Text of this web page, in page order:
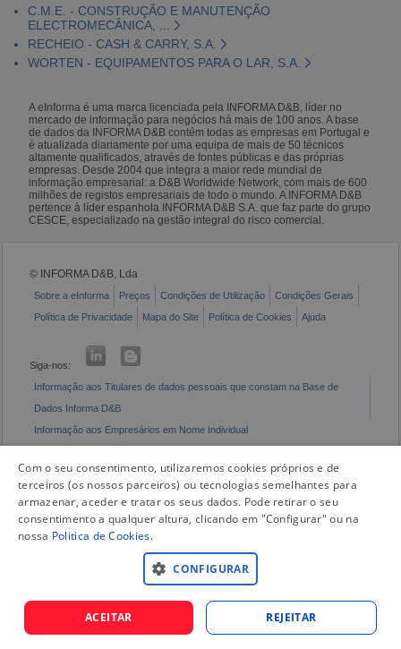
C.M.E. - CONSTRUÇÃO E MANUTENÇÃO
ELECTROMECÂNICA, ...
RECHEIO - CASH & CARRY, S.A.
WORTEN - EQUIPAMENTOS PARA O LAR, S.A.
A eInforma é uma marca licenciada pela INFORMA D&B, líder no
mercado de informação para negócios há mais de 100 anos. A base
de dados da INFORMA D&B contém todas as empresas em Portugal e
é atualizada diariamente por uma equipa de mais de 50 técnicos
altamente qualificados, através de fontes públicas e das próprias
empresas. Desde 2004 que integra a maior rede mundial de
informação empresarial: a D&B Worldwide Network, com mais de 600
milhões de registos empresariais de todo o mundo. A INFORMA D&B
pertence à líder espanhola INFORMA D&B S.A. que faz parte do grupo
CESCE, especializado na gestão integral do risco comercial.
© INFORMA D&B, Lda
Sobre a eInforma Preços Condições de Utilização
Condições Gerais
Política de Privacidade
Mapa do Site Política de Cookies Ajuda
Siga-nos:
Informação aos Titulares de dados pessoais que constam na Base de
Dados Informa D&B
Informação aos Empresários em Nome Individual
Com o seu consentimento, utilizaremos cookies próprios e de
terceiros (os nossos parceiros) ou tecnologias semelhantes para
armazenar, aceder e tratar os seus dados. Pode retirar o seu
consentimento a qualquer altura, clicando em "Configurar" ou na
nossa Politica de Cookies.
CONFIGURAR
ACEITAR REJEITAR